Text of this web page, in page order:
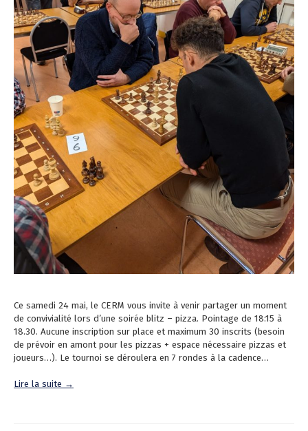
Ce samedi 24 mai, le CERM vous invite à venir partager un moment
de convivialité lors d’une soirée blitz – pizza. Pointage de 18:15 à
18.30. Aucune inscription sur place et maximum 30 inscrits (besoin
de prévoir en amont pour les pizzas + espace nécessaire pizzas et
joueurs…). Le tournoi se déroulera en 7 rondes à la cadence…
Lire la suite →